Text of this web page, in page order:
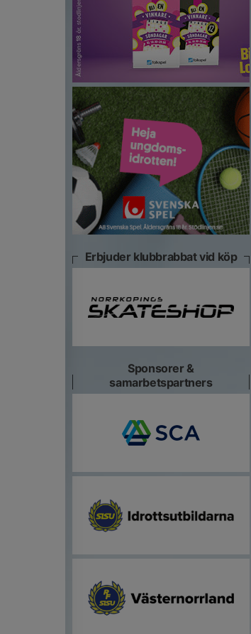
Erbjuder klubbrabbat vid köp
Sponsorer &
samarbetspartners